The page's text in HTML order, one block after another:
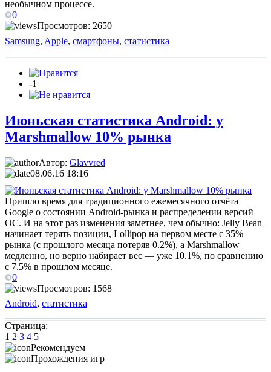
необычном процессе.
0
Просмотров: 2650
Samsung, Apple, смартфоны, статистика
-1
Июньская статистика Android: у
Marshmallow 10% рынка
Автор: Glavvred
08.06.16 18:16
Пришло время для традиционного ежемесячного отчёта
Google о состоянии Android-рынка и распределении версий
ОС. И на этот раз изменения заметнее, чем обычно: Jelly Bean
начинает терять позиции, Lollipop на первом месте с 35%
рынка (с прошлого месяца потеряв 0.2%), а Marshmallow
медленно, но верно набирает вес — уже 10.1%, по сравнению
с 7.5% в прошлом месяце.
0
Просмотров: 1568
Android, статистика
Страница:
1 2 3 4 5
Рекомендуем
Прохождения игр